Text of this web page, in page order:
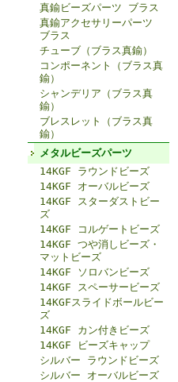
真鍮ビーズパーツ ブラス
真鍮アクセサリーパーツ
ブラス
チューブ（ブラス真鍮）
コンポーネント（ブラス真
鍮）
シャンデリア（ブラス真
鍮）
ブレスレット（ブラス真
鍮）
メタルビーズパーツ
14KGF ラウンドビーズ
14KGF オーバルビーズ
14KGF スターダストビー
ズ
14KGF コルゲートビーズ
14KGF つや消しビーズ・
マットビーズ
14KGF ソロバンビーズ
14KGF スペーサービーズ
14KGFスライドボールビー
ズ
14KGF カン付きビーズ
14KGF ビーズキャップ
シルバー ラウンドビーズ
シルバー オーバルビーズ